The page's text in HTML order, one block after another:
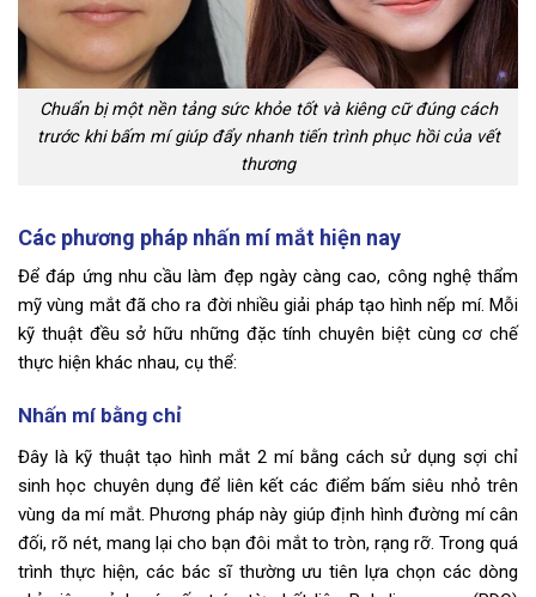
Chuẩn bị một nền tảng sức khỏe tốt và kiêng cữ đúng cách
trước khi bấm mí giúp đẩy nhanh tiến trình phục hồi của vết
thương
Các phương pháp nhấn mí mắt hiện nay
Để đáp ứng nhu cầu làm đẹp ngày càng cao, công nghệ thẩm
mỹ vùng mắt đã cho ra đời nhiều giải pháp tạo hình nếp mí. Mỗi
kỹ thuật đều sở hữu những đặc tính chuyên biệt cùng cơ chế
thực hiện khác nhau, cụ thể:
Nhấn mí bằng chỉ
Đây là kỹ thuật tạo hình mắt 2 mí bằng cách sử dụng sợi chỉ
sinh học chuyên dụng để liên kết các điểm bấm siêu nhỏ trên
vùng da mí mắt. Phương pháp này giúp định hình đường mí cân
đối, rõ nét, mang lại cho bạn đôi mắt to tròn, rạng rỡ. Trong quá
trình thực hiện, các bác sĩ thường ưu tiên lựa chọn các dòng